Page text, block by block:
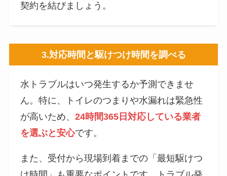
契約を結びましょう。
3.対応時間と駆けつけ時間を調べる
水トラブルはいつ発生するか予測できませ
ん。特に、トイレのつまりや水漏れは緊急性
が高いため、24時間365日対応している業者
を選ぶと安心です。
また、受付から現場到着までの「最短駆けつ